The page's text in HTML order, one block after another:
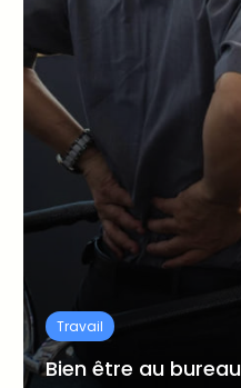
Travail
Bien être au bureau